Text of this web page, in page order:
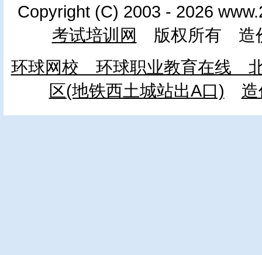
Copyright (C) 2003 - 2026
考试培训网
版权所有 造
环球网校 环球职业教育在线 北
区(地铁西土城站出A口)